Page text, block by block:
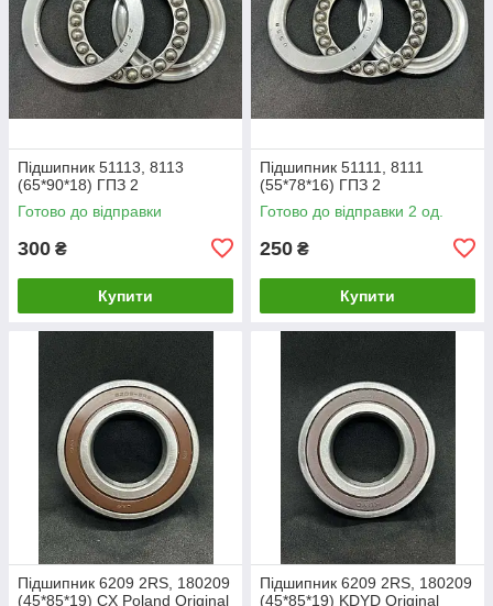
Підшипник 51113, 8113
(65*90*18) ГПЗ 2
Готово до відправки
300 ₴
Купити
Підшипник 51111, 8111
(55*78*16) ГПЗ 2
Готово до відправки 2 од.
250 ₴
Купити
Підшипник 6209 2RS, 180209
(45*85*19) CX Poland Original
Підшипник 6209 2RS, 180209
(45*85*19) KDYD Original